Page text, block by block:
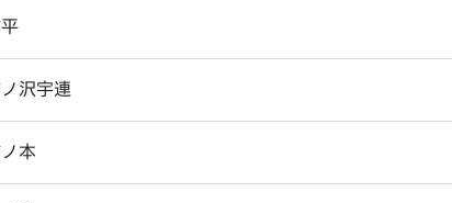
沢宇連
本